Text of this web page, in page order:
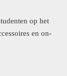
op het
en on-